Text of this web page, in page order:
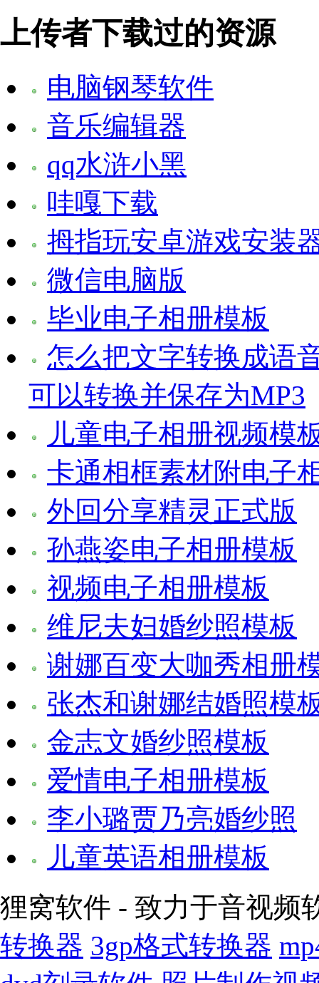
上传者下载过的资源
电脑钢琴软件
音乐编辑器
qq水浒小黑
哇嘎下载
拇指玩安卓游戏安装
微信电脑版
毕业电子相册模板
怎么把文字转换成语
可以转换并保存为MP3
儿童电子相册视频模
卡通相框素材附电子
外回分享精灵正式版
孙燕姿电子相册模板
视频电子相册模板
维尼夫妇婚纱照模板
谢娜百变大咖秀相册
张杰和谢娜结婚照模
金志文婚纱照模板
爱情电子相册模板
李小璐贾乃亮婚纱照
儿童英语相册模板
狸窝软件 - 致力于音视
转换器 3gp格式转换器